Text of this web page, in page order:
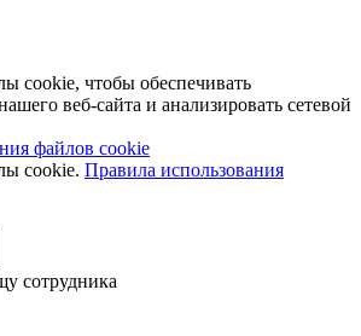
cookie, чтобы обеспечивать
веб-сайта и анализировать сетевой
файлов cookie
cookie. Правила использования
сотрудника